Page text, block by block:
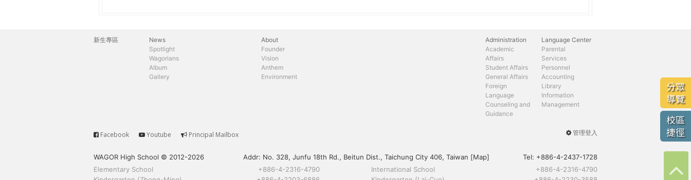
分眾
導覽
校區
捷徑
主
新生專區
News
Spotlight
Wagorians
Album
Gallery
About
Founder
Vision
Anthem
Environment
Administration
Academic
Affairs
Student Affairs
General Affairs
Foreign
Language
Counseling and
Guidance
Parental
Services
Personnel
Accounting
Library
Information
Management
Language Center
User
menu
管理登入
Service
Facebook Youtube Principal Mailbox
WAGOR High School © 2012-2026 Addr: No. 328, Junfu 18th Rd., Beitun Dist., Taichung City 406, Taiwan [Map] Tel: +886-4-2437-1728
Elementary School
+886-4-2316-4790 International School
+886-4-2316-4790